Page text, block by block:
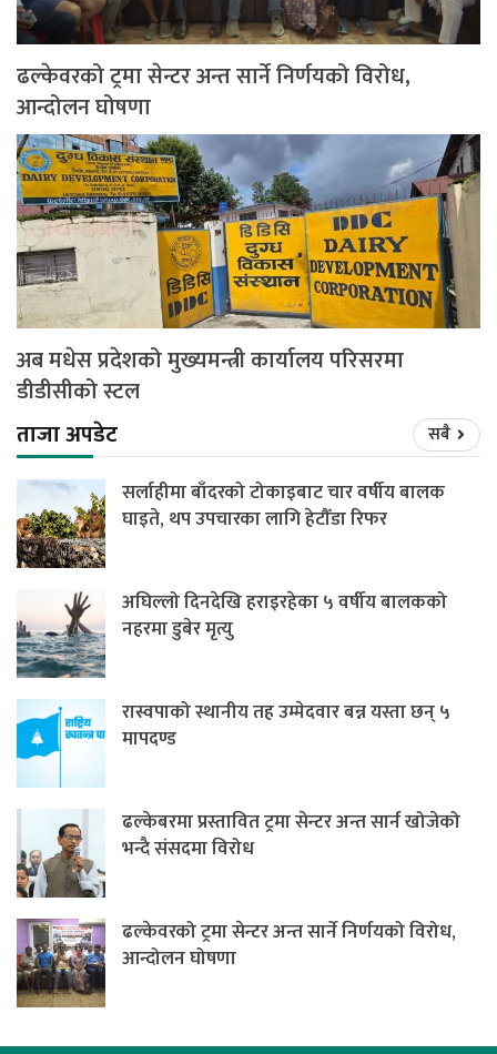
ढल्केवरको ट्रमा सेन्टर अन्त सार्ने निर्णयको विरोध,
आन्दोलन घोषणा
अब मधेस प्रदेशको मुख्यमन्त्री कार्यालय परिसरमा
डीडीसीको स्टल
ताजा अपडेट
सबै
सर्लाहीमा बाँदरको टोकाइबाट चार वर्षीय बालक
घाइते, थप उपचारका लागि हेटौँडा रिफर
अघिल्लो दिनदेखि हराइरहेका ५ वर्षीय बालकको
नहरमा डुबेर मृत्यु
रास्वपाको स्थानीय तह उम्मेदवार बन्न यस्ता छन् ५
मापदण्ड
ढल्केबरमा प्रस्तावित ट्रमा सेन्टर अन्त सार्न खोजेको
भन्दै संसदमा विरोध
ढल्केवरको ट्रमा सेन्टर अन्त सार्ने निर्णयको विरोध,
आन्दोलन घोषणा